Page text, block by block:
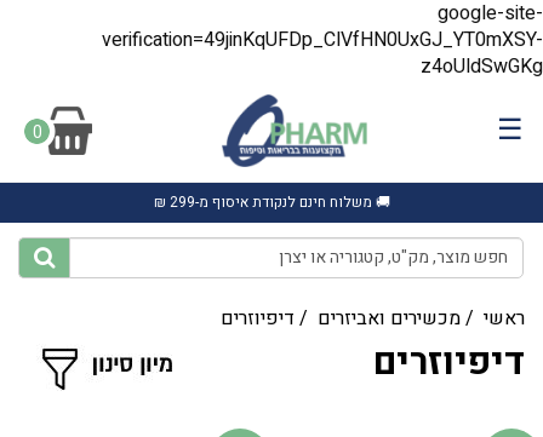
google-site-
verification=49jinKqUFDp_ClVfHN0UxGJ_YT0mXSY-
z4oUldSwGKg
☰
0
🚚 משלוח חינם לנקודת איסוף מ-299 ₪
ראשי /מכשירים ואביזרים / דיפיוזרים
דיפיוזרים